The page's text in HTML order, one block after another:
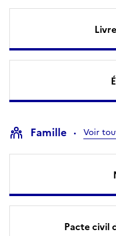
Famille Voir
Pacte civil